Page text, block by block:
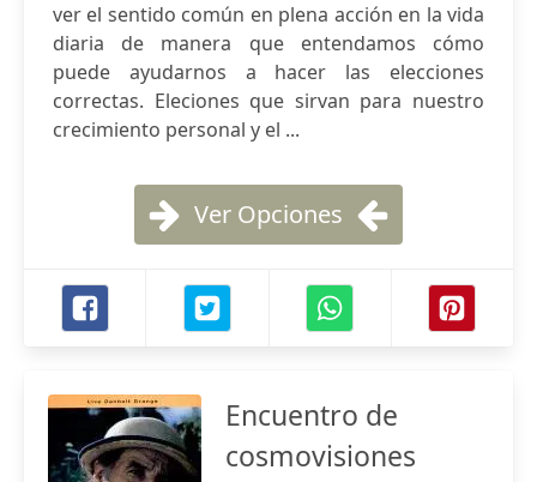
ver el sentido común en plena acción en la vida
diaria de manera que entendamos cómo
puede ayudarnos a hacer las elecciones
correctas. Eleciones que sirvan para nuestro
crecimiento personal y el ...
Ver Opciones
Encuentro de
cosmovisiones